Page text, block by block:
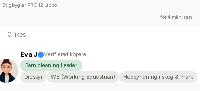
Stigbyglar PRO 12 Lippo
för 4 mån. sen
0 likes
Eva J
Verifierad köpare
Barn cleaning Leader
Dressyr
WE (Working Equestrian)
Hobbyridning i skog & mark